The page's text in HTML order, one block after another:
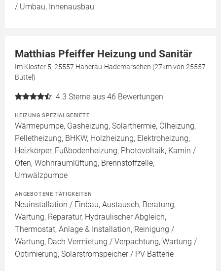
/ Umbau, Innenausbau
Matthias Pfeiffer Heizung und Sanitär
Im Kloster 5, 25557 Hanerau-Hademarschen (27km von 25557
Büttel)
4.3 Sterne aus 46 Bewertungen
HEIZUNG SPEZIALGEBIETE
Wärmepumpe, Gasheizung, Solarthermie, Ölheizung,
Pelletheizung, BHKW, Holzheizung, Elektroheizung,
Heizkörper, Fußbodenheizung, Photovoltaik, Kamin /
Ofen, Wohnraumlüftung, Brennstoffzelle,
Umwälzpumpe
ANGEBOTENE TÄTIGKEITEN
Neuinstallation / Einbau, Austausch, Beratung,
Wartung, Reparatur, Hydraulischer Abgleich,
Thermostat, Anlage & Installation, Reinigung /
Wartung, Dach Vermietung / Verpachtung, Wartung /
Optimierung, Solarstromspeicher / PV Batterie